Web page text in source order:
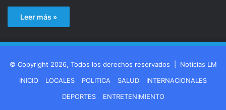
Leer más »
© Copyright 2026, Todos los derechos reservados | Noticias LM
INICIO
LOCALES POLITICA SALUD
INTERNACIONALES
DEPORTES
ENTRETENIMIENTO